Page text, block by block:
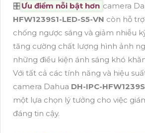
🎛 Ưu điểm nỗi bật hơn camera
HFW1239S1-LED-S5-VN còn hỗ
chống ngược sáng và giảm nhiễu
tăng cường chất lượng hình ảnh
những điều kiện ánh sáng khó
Với tất cả các tính năng và hiệu
camera Dahua DH-IPC-
một lựa chọn lý tưởng cho việc
đáng tin cậy.